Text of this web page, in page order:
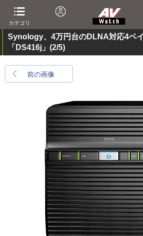
カテゴリ
Synology、4万円台のDLNA対応4ベ
「DS416j」 (2/5)
前の画像